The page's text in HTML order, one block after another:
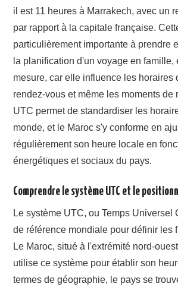
il est 11 heures à Marrakech, avec un
par rapport à la capitale française.
particulièrement importante à prendre
la planification d'un voyage en famille,
mesure, car elle influence les horaires
rendez-vous et même les moments de
UTC permet de standardiser les
monde, et le Maroc s'y conforme en
régulièrement son heure locale en
énergétiques et sociaux du pays.
Comprendre le système UTC et le
Le système UTC, ou Temps Universel
de référence mondiale pour définir les
Le Maroc, situé à l'extrémité nord-
utilise ce système pour établir son
termes de géographie, le pays se